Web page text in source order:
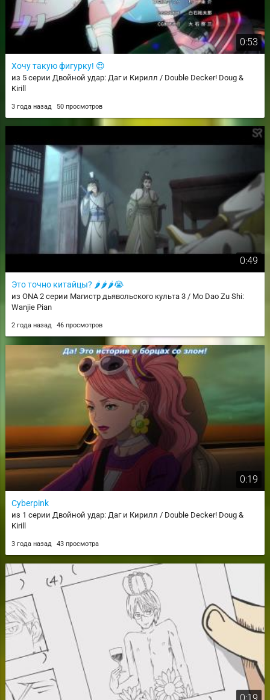
0:53
Хочу такую фигурку! 😍
из 5 серии Двойной удар: Даг и Кирилл / Double Decker! Doug &
Kirill
3 года назад 50 просмотров
0:49
Это точно китайцы? 🌶🌶🌶😭
из ONA 2 серии Магистр дьявольского культа 3 / Mo Dao Zu Shi:
Wanjie Pian
2 года назад 46 просмотров
0:19
Cyberpink
из 1 серии Двойной удар: Даг и Кирилл / Double Decker! Doug &
Kirill
3 года назад 43 просмотра